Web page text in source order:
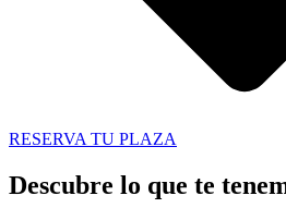
RESERVA TU PLAZA
Descubre lo que te